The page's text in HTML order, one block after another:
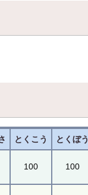
とくこう とくぼう
100 100